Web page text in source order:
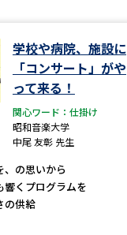
学校や病院、施設に
「コンサート」がや
って来る！
関心ワード：仕掛け
昭和音楽大学
中尾 友彰 先生
、の思いから
響くプログラムを
の供給